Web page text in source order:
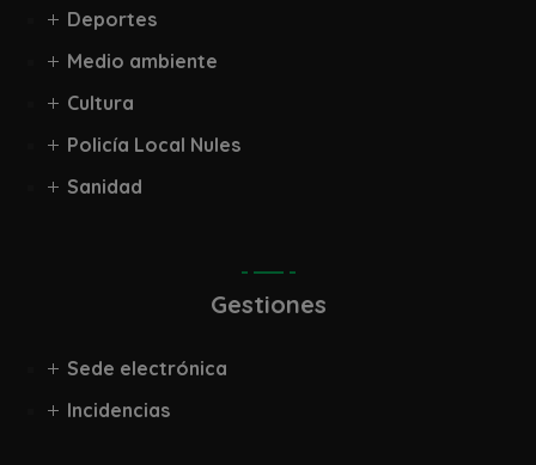
Deportes
Medio ambiente
Cultura
Policía Local Nules
Sanidad
Gestiones
Sede electrónica
Incidencias